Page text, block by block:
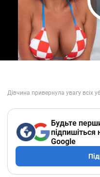
Будьте
підпишіться
Google